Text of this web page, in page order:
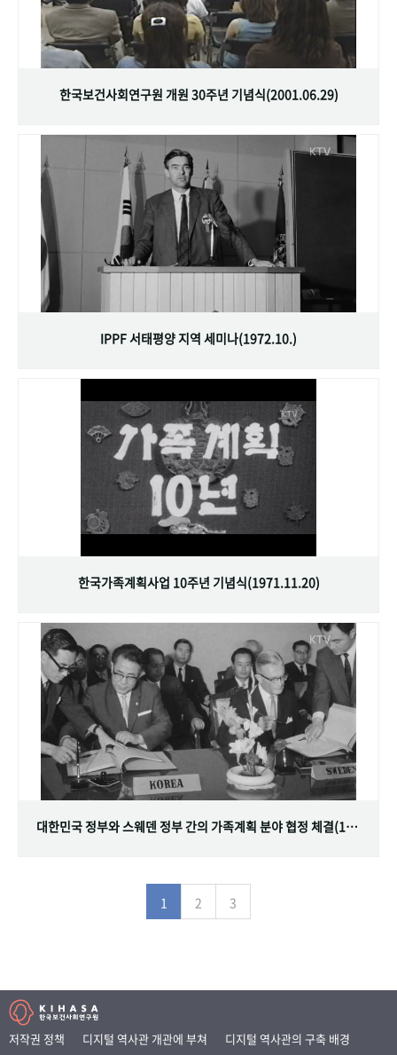
한국보건사회연구원 개원 30주년 기념식(2001.06.29)
IPPF 서태평양 지역 세미나(1972.10.)
한국가족계획사업 10주년 기념식(1971.11.20)
대한민국 정부와 스웨덴 정부 간의 가족계획 분야 협정 체결(1968.07.12)
1 2 3
저작권 정책 디지털 역사관 개관에 부쳐
디지털 역사관의 구축 배경